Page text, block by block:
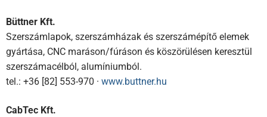
Büttner Kft.
Szerszámlapok, szerszámházak és szerszámépítő elemek
gyártása, CNC maráson/fúráson és köszörülésen keresztül
szerszámacélból, alumíniumból.
tel.: +36 [82] 553-970 · www.buttner.hu
CabTec Kft.